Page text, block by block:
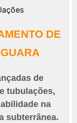
DE
de
tubulações,
na
subterrânea.